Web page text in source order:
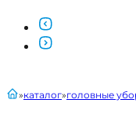
главнаякаталог головные